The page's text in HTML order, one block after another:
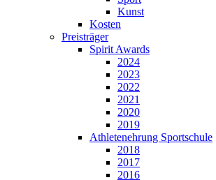
Kunst
Kosten
Preisträger
Spirit Awards
2024
2023
2022
2021
2020
2019
Athletenehrung Sportschule
2018
2017
2016